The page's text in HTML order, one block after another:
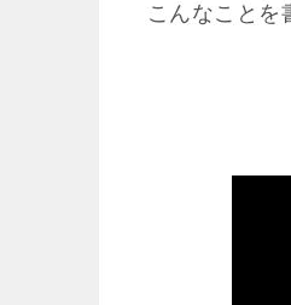
こんなことを